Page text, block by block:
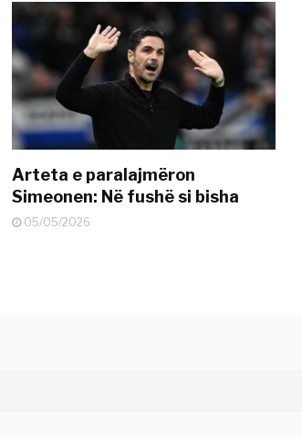
Arteta e paralajmëron
Simeonen: Në fushë si bisha
05/05/2026